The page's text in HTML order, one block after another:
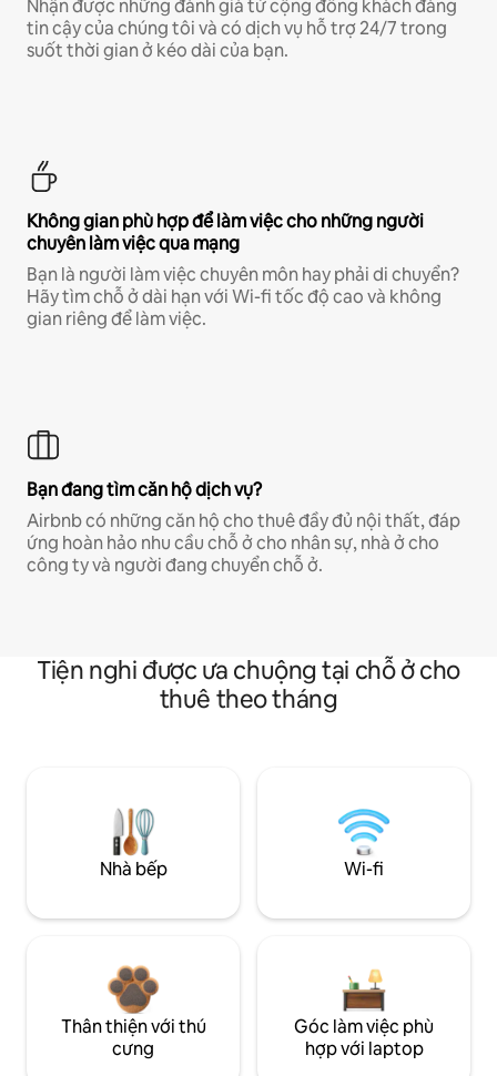
Nhận được những đánh giá từ cộng đồng khách đáng
tin cậy của chúng tôi và có dịch vụ hỗ trợ 24/7 trong
suốt thời gian ở kéo dài của bạn.
Không gian phù hợp để làm việc cho những người
chuyên làm việc qua mạng
Bạn là người làm việc chuyên môn hay phải di chuyển?
Hãy tìm chỗ ở dài hạn với Wi-fi tốc độ cao và không
gian riêng để làm việc.
Bạn đang tìm căn hộ dịch vụ?
Airbnb có những căn hộ cho thuê đầy đủ nội thất, đáp
ứng hoàn hảo nhu cầu chỗ ở cho nhân sự, nhà ở cho
công ty và người đang chuyển chỗ ở.
Tiện nghi được ưa chuộng tại chỗ ở cho
thuê theo tháng
Nhà bếp Wi-fi
Thân thiện với thú
cưng
Góc làm việc phù
hợp với laptop